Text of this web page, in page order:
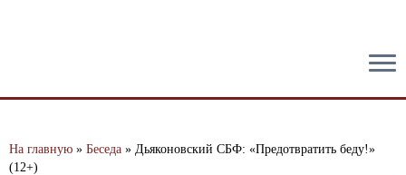
На главную » Беседа » Дьяконовский СБФ: «Предотвратить беду!»
(12+)